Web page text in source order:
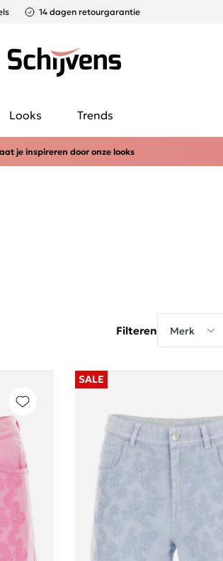
14 dagen retourgarantie
Looks Trends
je inspireren door onze looks
Filteren Merk
SALE